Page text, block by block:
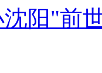
沈阳"前